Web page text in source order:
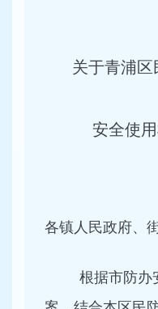
关于青浦区
安全使
各镇人民政府、
根据市防办